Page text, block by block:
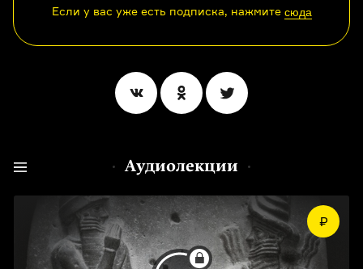
Если у вас уже есть подписка, нажмите сюда
Аудиолекции